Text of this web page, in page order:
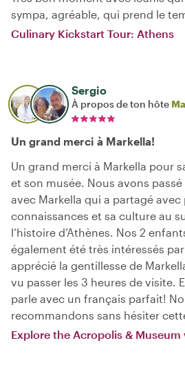
sympa, agréable, qui prend le
Culinary Kickstart Tour: Athens
Sergio
À propos de ton hôte
Un grand merci à Markella!
Un grand merci à Markella pour
et son musée. Nous avons
avec Markella qui a partagé avec
connaissances et sa culture au
l’histoire d’Athènes. Nos 2
également été très intéressés
apprécié la gentillesse de
vu passer les 3 heures de visite.
parle avec un français parfait!
recommandons sans hésiter
Explore the Acropolis &